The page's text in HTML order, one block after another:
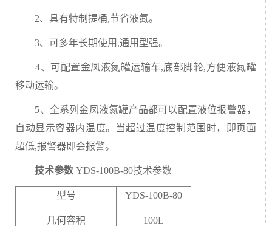
2、具有特制提桶,节省液氮。
3、可多年长期使用,通用型强。
4、可配置金凤液氮罐运输车,底部脚轮,方便液氮罐
移动运输。
5、全系列金凤液氮罐产品都可以配置液位报警器，
自动显示容器内温度。当超过温度控制范围时，即页面
超低,报警器即会报警。
技术参数 YDS-100B-80技术参数
型号 YDS-100B-80
几何容积 100L